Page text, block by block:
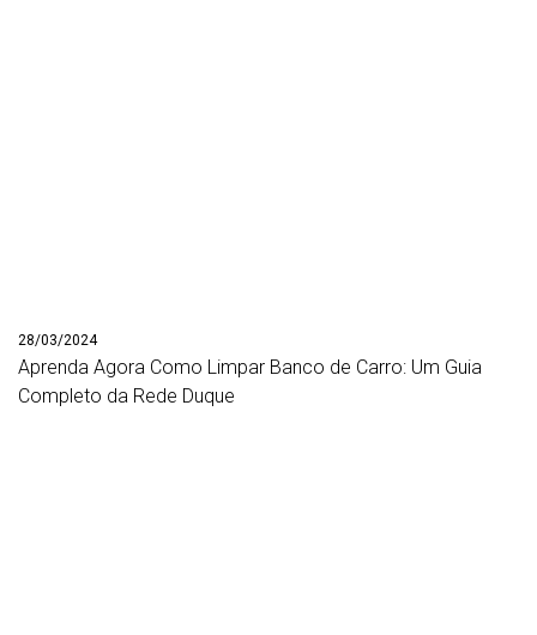
28/03/2024
Aprenda Agora Como Limpar Banco de Carro: Um Guia
Completo da Rede Duque